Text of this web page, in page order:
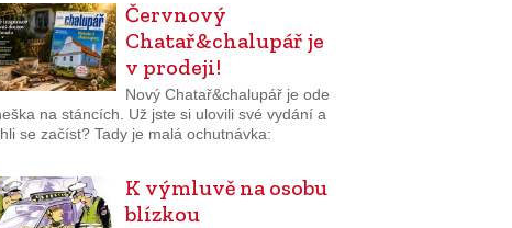
Červnový
Chatař&chalupář je
v prodeji!
Nový Chatař&chalupář je ode
na stáncích. Už jste si ulovili své vydání a
se začíst? Tady je malá ochutnávka:
K výmluvě na osobu
blízkou